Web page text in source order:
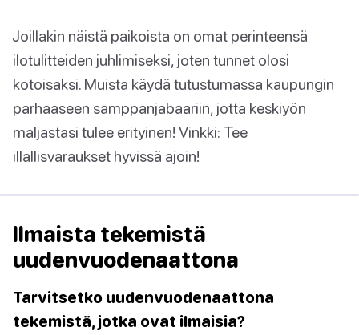
Joillakin näistä paikoista on omat perinteensä
ilotulitteiden juhlimiseksi, joten tunnet olosi
kotoisaksi. Muista käydä tutustumassa kaupungin
parhaaseen samppanjabaariin, jotta keskiyön
maljastasi tulee erityinen! Vinkki: Tee
illallisvaraukset hyvissä ajoin!
Ilmaista tekemistä
uudenvuodenaattona
Tarvitsetko uudenvuodenaattona
tekemistä, jotka ovat ilmaisia?